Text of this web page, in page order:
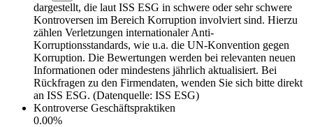
dargestellt, die laut ISS ESG in schwere oder sehr schwere
Kontroversen im Bereich Korruption involviert sind. Hierzu
zählen Verletzungen internationaler Anti-
Korruptionsstandards, wie u.a. die UN-Konvention gegen
Korruption. Die Bewertungen werden bei relevanten neuen
Informationen oder mindestens jährlich aktualisiert. Bei
Rückfragen zu den Firmendaten, wenden Sie sich bitte direkt
an ISS ESG. (Datenquelle: ISS ESG)
Kontroverse Geschäftspraktiken
0.00%